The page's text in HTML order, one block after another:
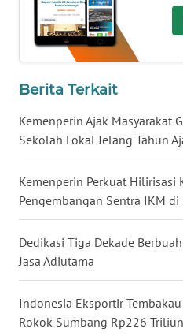
Berita Terkait
Kemenperin Ajak Masyarakat
Sekolah Lokal Jelang Tahun
Kemenperin Perkuat Hilirisasi
Pengembangan Sentra IKM
Dedikasi Tiga Dekade
Jasa Adiutama
Indonesia Eksportir
Rokok Sumbang Rp226 Triliun
WN
NUSANTARA
JOGJA
WN
BALI
KALBAR
WN
KALTENG